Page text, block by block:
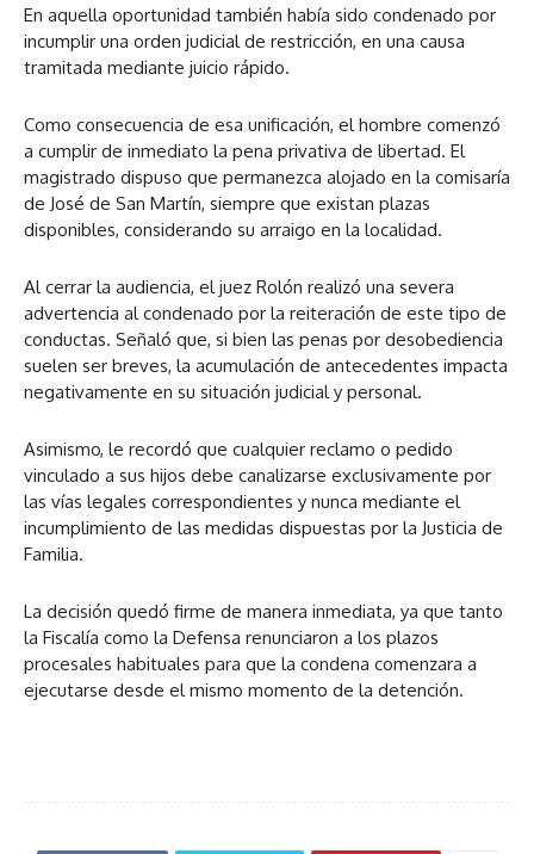
En aquella oportunidad también había sido condenado por
incumplir una orden judicial de restricción, en una causa
tramitada mediante juicio rápido.
Como consecuencia de esa unificación, el hombre comenzó
a cumplir de inmediato la pena privativa de libertad. El
magistrado dispuso que permanezca alojado en la comisaría
de José de San Martín, siempre que existan plazas
disponibles, considerando su arraigo en la localidad.
Al cerrar la audiencia, el juez Rolón realizó una severa
advertencia al condenado por la reiteración de este tipo de
conductas. Señaló que, si bien las penas por desobediencia
suelen ser breves, la acumulación de antecedentes impacta
negativamente en su situación judicial y personal.
Asimismo, le recordó que cualquier reclamo o pedido
vinculado a sus hijos debe canalizarse exclusivamente por
las vías legales correspondientes y nunca mediante el
incumplimiento de las medidas dispuestas por la Justicia de
Familia.
La decisión quedó firme de manera inmediata, ya que tanto
la Fiscalía como la Defensa renunciaron a los plazos
procesales habituales para que la condena comenzara a
ejecutarse desde el mismo momento de la detención.